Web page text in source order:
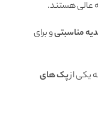
عالی هستند.
مناسبتیو برای
یکی ازپک های